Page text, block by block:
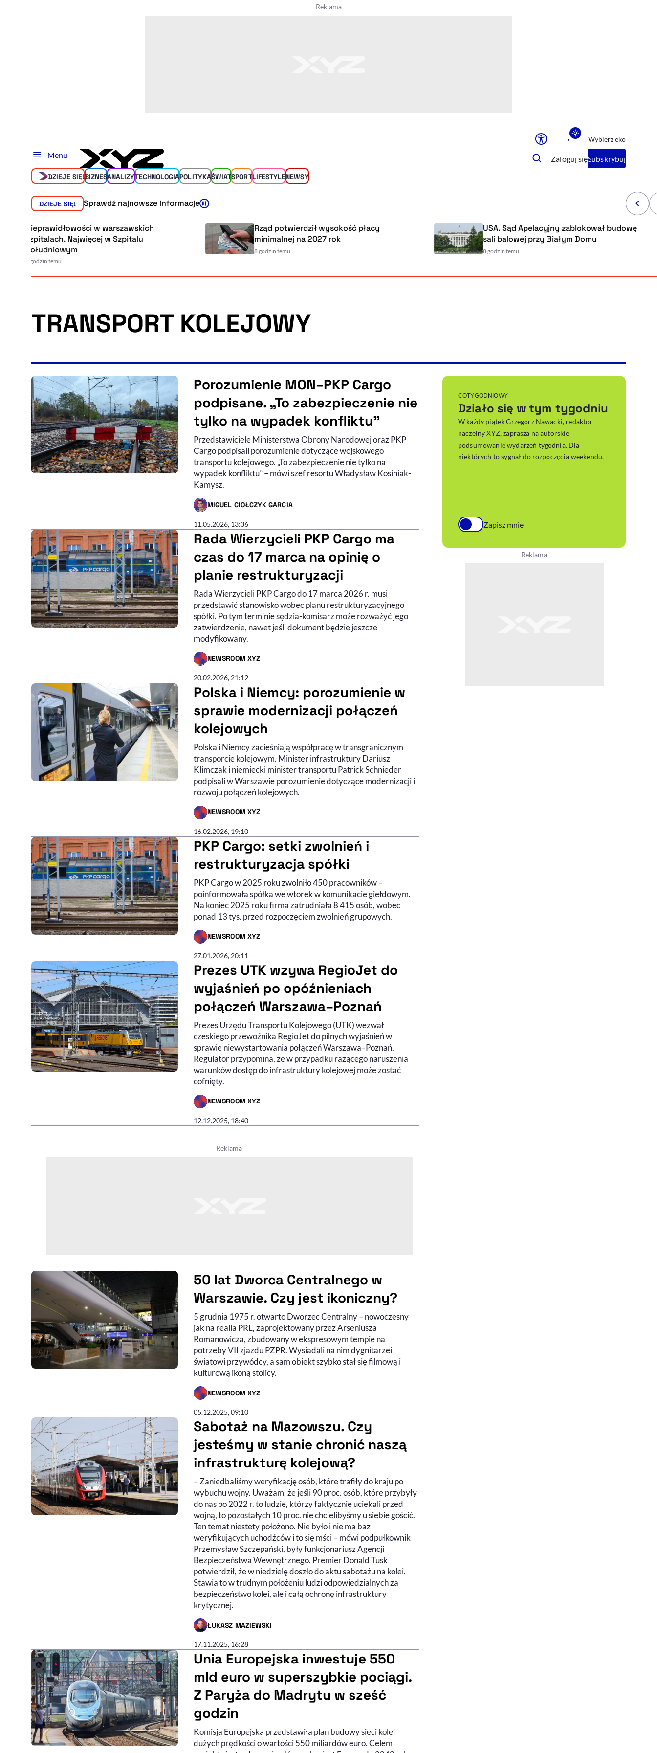
Sprawdź, jak i dlaczego zwiększamy dostępność, otwiera się w nowym
Deklaracja dostępności
, otwiera się w
Wybierz eko
Menu Zaloguj sięSubskrybuj
DZIEJE SIĘ!BIZNESANALIZYTECHNOLOGIAPOLITYKAŚWIATSPORTLIFESTYLENEWSY
DZIEJE SIĘ! Sprawdź najnowsze informacje
Nieprawidłowości w warszawskich
szpitalach. Najwięcej w Szpitalu
Południowym
7 godzin temu
Rząd potwierdził wysokość płacy
minimalnej na 2027 rok
8 godzin temu
USA. Sąd Apelacyjny zablokował
sali balowej przy Białym Domu
8 godzin temu
TRANSPORT KOLEJOWY
Porozumienie MON–PKP Cargo
podpisane. „To zabezpieczenie nie
tylko na wypadek konfliktu”
Przedstawiciele Ministerstwa Obrony Narodowej oraz PKP
Cargo podpisali porozumienie dotyczące wojskowego
transportu kolejowego. „To zabezpieczenie nie tylko na
wypadek konfliktu” – mówi szef resortu Władysław Kosiniak-
Kamysz.
MIGUEL CIOŁCZYK GARCIA
- AUTOR ARTYKUŁU - PROFIL
11.05.2026, 13:36
Rada Wierzycieli PKP Cargo ma
czas do 17 marca na opinię o
planie restrukturyzacji
Rada Wierzycieli PKP Cargo do 17 marca 2026 r. musi
przedstawić stanowisko wobec planu restrukturyzacyjnego
spółki. Po tym terminie sędzia-komisarz może rozważyć jego
zatwierdzenie, nawet jeśli dokument będzie jeszcze
modyfikowany.
NEWSROOM XYZ
- AUTOR ARTYKUŁU - PROFIL
20.02.2026, 21:12
Polska i Niemcy: porozumienie w
sprawie modernizacji połączeń
kolejowych
Polska i Niemcy zacieśniają współpracę w transgranicznym
transporcie kolejowym. Minister infrastruktury Dariusz
Klimczak i niemiecki minister transportu Patrick Schnieder
podpisali w Warszawie porozumienie dotyczące modernizacji i
rozwoju połączeń kolejowych.
NEWSROOM XYZ
- AUTOR ARTYKUŁU - PROFIL
16.02.2026, 19:10
PKP Cargo: setki zwolnień i
restrukturyzacja spółki
PKP Cargo w 2025 roku zwolniło 450 pracowników –
poinformowała spółka we wtorek w komunikacie giełdowym.
Na koniec 2025 roku firma zatrudniała 8 415 osób, wobec
ponad 13 tys. przed rozpoczęciem zwolnień grupowych.
NEWSROOM XYZ
- AUTOR ARTYKUŁU - PROFIL
27.01.2026, 20:11
Prezes UTK wzywa RegioJet do
wyjaśnień po opóźnieniach
połączeń Warszawa–Poznań
Prezes Urzędu Transportu Kolejowego (UTK) wezwał
czeskiego przewoźnika RegioJet do pilnych wyjaśnień w
sprawie niewystartowania połączeń Warszawa–Poznań.
Regulator przypomina, że w przypadku rażącego naruszenia
warunków dostęp do infrastruktury kolejowej może zostać
cofnięty.
NEWSROOM XYZ
- AUTOR ARTYKUŁU - PROFIL
12.12.2025, 18:40
50 lat Dworca Centralnego w
Warszawie. Czy jest ikoniczny?
5 grudnia 1975 r. otwarto Dworzec Centralny – nowoczesny
jak na realia PRL, zaprojektowany przez Arseniusza
Romanowicza, zbudowany w ekspresowym tempie na
potrzeby VII zjazdu PZPR. Wysiadali na nim dygnitarzei
światowi przywódcy, a sam obiekt szybko stał się filmową i
kulturową ikoną stolicy.
NEWSROOM XYZ
- AUTOR ARTYKUŁU - PROFIL
05.12.2025, 09:10
Sabotaż na Mazowszu. Czy
jesteśmy w stanie chronić naszą
infrastrukturę kolejową?
– Zaniedbaliśmy weryfikację osób, które trafiły do kraju po
wybuchu wojny. Uważam, że jeśli 90 proc. osób, które przybyły
do nas po 2022 r. to ludzie, którzy faktycznie uciekali przed
wojną, to pozostałych 10 proc. nie chcielibyśmy u siebie gościć.
Ten temat niestety położono. Nie było i nie ma baz
weryfikujących uchodźców i to się mści – mówi podpułkownik
Przemysław Szczepański, były funkcjonariusz Agencji
Bezpieczeństwa Wewnętrznego. Premier Donald Tusk
potwierdził, że w niedzielę doszło do aktu sabotażu na kolei.
Stawia to w trudnym położeniu ludzi odpowiedzialnych za
bezpieczeństwo kolei, ale i całą ochronę infrastruktury
krytycznej.
ŁUKASZ MAZIEWSKI
- AUTOR ARTYKUŁU - PROFIL
17.11.2025, 16:28
Unia Europejska inwestuje 550
mld euro w superszybkie pociągi.
Z Paryża do Madrytu w sześć
godzin
Komisja Europejska przedstawiła plan budowy sieci kolei
dużych prędkości o wartości 550 miliardów euro. Celem